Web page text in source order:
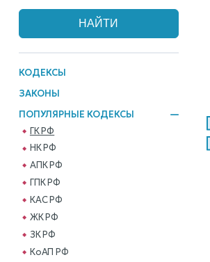
КОДЕКСЫ
ЗАКОНЫ
ПОПУЛЯРНЫЕ КОДЕКСЫ
ГК РФ
НК РФ
АПК РФ
ГПК РФ
КАС РФ
ЖК РФ
ЗК РФ
КоАП РФ